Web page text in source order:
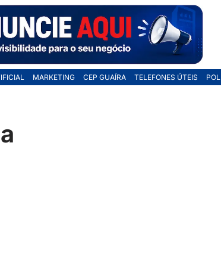
MARKETING CEP GUAÍRA TELEFONES ÚTEIS